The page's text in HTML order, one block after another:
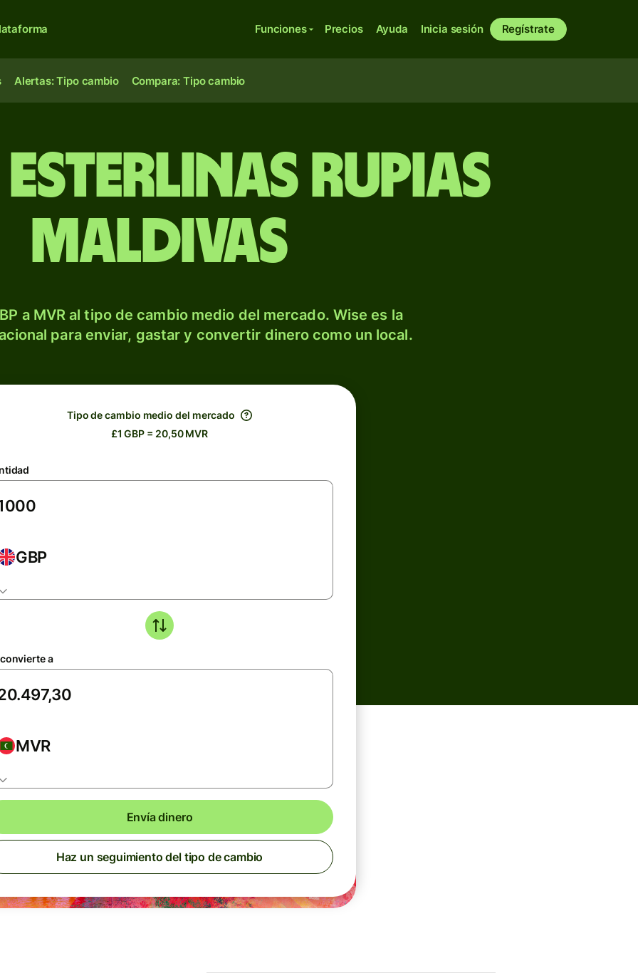
Funciones Precios Ayuda Inicia sesión Regístrate
Alertas: Tipo cambio Compara: Tipo cambio
esterlinas rupias
maldivas
a MVR al tipo de cambio medio del mercado. Wise es la
para enviar, gastar y convertir dinero como un local.
Tipo de cambio medio del mercado
£1 GBP = 20,50 MVR
GBP
a
MVR
Envía dinero
Haz un seguimiento del tipo de cambio